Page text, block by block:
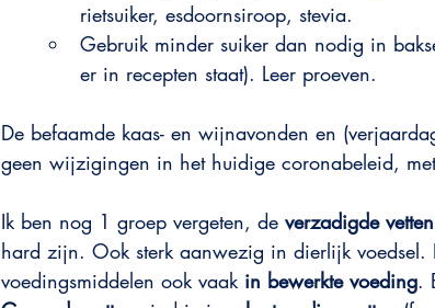
rietsuiker, esdoornsiroop, stevia.
Gebruik minder suiker dan nodig in
er in recepten staat). Leer proeven.
De befaamde kaas- en wijnavonden en
geen wijzigingen in het huidige coronabeleid,
Ik ben nog 1 groep vergeten, de verzadigde
hard zijn. Ook sterk aanwezig in dierlijk voedsel.
voedingsmiddelen ook vaak in bewerkte voeding.